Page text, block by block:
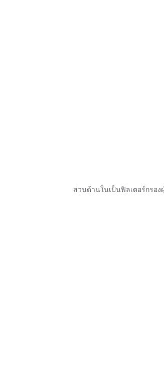
ส่วนด้านในเป็นฟิลเตอร์กรอง